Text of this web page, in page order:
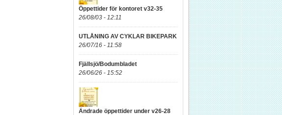
Öppettider för kontoret v32-35
26/08/03 - 12:11
UTLÅNING AV CYKLAR BIKEPARK
26/07/16 - 11:58
Fjällsjö/Bodumbladet
26/06/26 - 15:52
Ändrade öppettider under v26-28